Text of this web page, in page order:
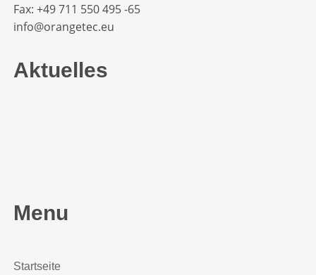
Fax: +49 711 550 495 -65‬
info@orangetec.eu
Aktuelles
Menu
Startseite